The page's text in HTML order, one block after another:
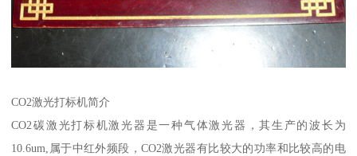
CO2激光打标机简介
CO2碳激光打标机激光器是一种气体激光器，其生产的波长为
10.6um,属于中红外频段，CO2激光器有比较大的功率和比较高的电